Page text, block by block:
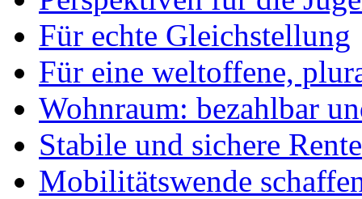
Für echte Gleichstellung
Für eine weltoffene,
Wohnraum: bezahlbar
Stabile und sichere
Mobilitätswende